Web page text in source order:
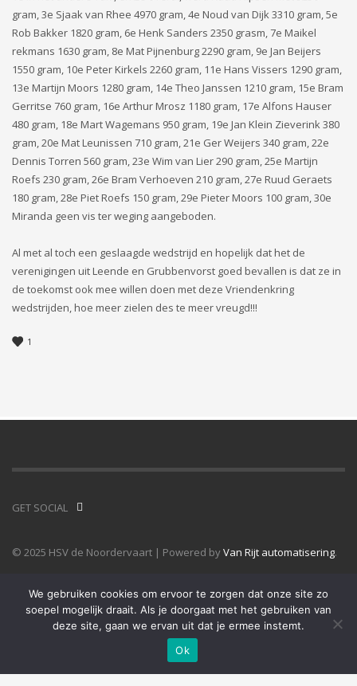
gram, 3e Sjaak van Rhee 4970 gram, 4e Noud van Dijk 3310 gram, 5e
Rob Bakker 1820 gram, 6e Henk Sanders 2350 grasm, 7e Maikel
rekmans 1630 gram, 8e Mat Pijnenburg 2290 gram, 9e Jan Beijers
1550 gram, 10e Peter Kirkels 2260 gram, 11e Hans Vissers 1290 gram,
13e Martijn Moors 1280 gram, 14e Theo Janssen 1210 gram, 15e Bram
Gerritse 760 gram, 16e Arthur Mrosz 1180 gram, 17e Alfons Hauser
480 gram, 18e Mart Wagemans 950 gram, 19e Jan Klein Zieverink 380
gram, 20e Mat Leunissen 710 gram, 21e Ger Weijers 340 gram, 22e
Dennis Torren 560 gram, 23e Wim van Lier 290 gram, 25e Martijn
Roefs 230 gram, 26e Bram Verhoeven 210 gram, 27e Ruud Geraets
180 gram, 28e Piet Roefs 150 gram, 29e Pieter Moors 100 gram, 30e
Miranda geen vis ter weging aangeboden.
Al met al toch een geslaagde wedstrijd en hopelijk dat het de
verenigingen uit Leende en Grubbenvorst goed bevallen is dat ze in
de toekomst ook mee willen doen met deze Vriendenkring
wedstrijden, hoe meer zielen des te meer vreugd!!!
1
GET SOCIAL
© 2025 HSV de Noordervaart | Powered byVan Rijt automatisering.
We gebruiken cookies om ervoor te zorgen dat onze site zo
soepel mogelijk draait. Als je doorgaat met het gebruiken van
deze site, gaan we ervan uit dat je ermee instemt.
Ok